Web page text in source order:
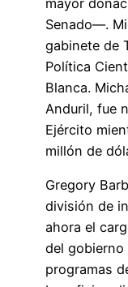
Senado—.
gabinete de
Política
Blanca.
Anduril, fue
Ejército
millón de
Gregory
división de
ahora el
del gobierno
programas